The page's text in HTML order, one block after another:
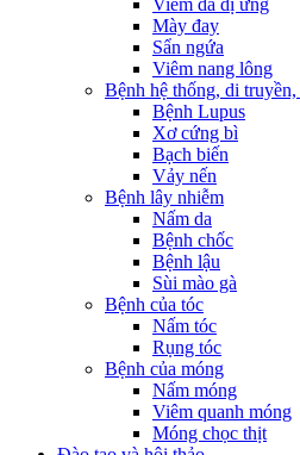
Mày đay
Sẩn ngứa
Viêm nang lông
Bệnh hệ thống, di
Bệnh Lupus
Xơ cứng bì
Bạch biến
Vảy nến
Bệnh lây nhiễm
Nấm da
Bệnh chốc
Bệnh lậu
Sùi mào gà
Bệnh của tóc
Nấm tóc
Rụng tóc
Bệnh của móng
Nấm móng
Viêm quanh móng
Móng chọc thịt